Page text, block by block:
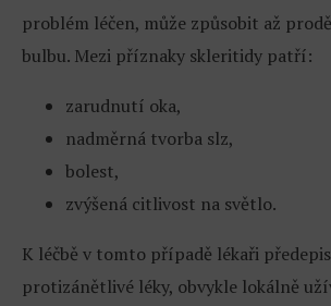
problém léčen, může způsobit až
bulbu. Mezi příznaky skleritidy patří:
zarudnutí oka,
nadměrná tvorba slz,
bolest,
zvýšená citlivost na světlo.
K léčbě v tomto případě lékaři
protizánětlivé léky, obvykle lokálně